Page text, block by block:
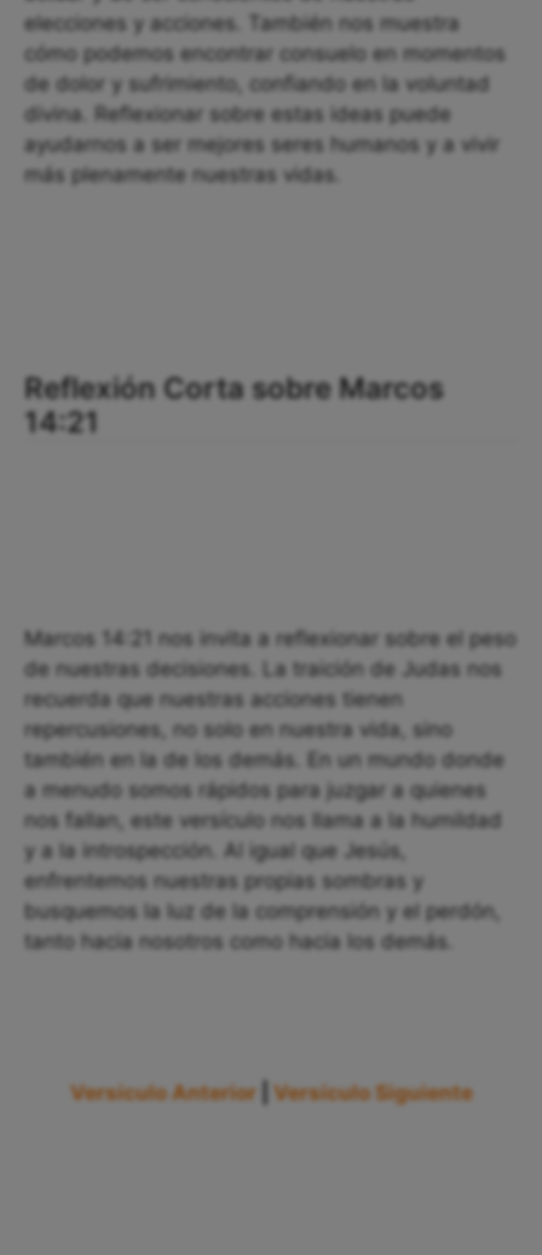
elecciones y acciones. También nos muestra
cómo podemos encontrar consuelo en momentos
de dolor y sufrimiento, confiando en la voluntad
divina. Reflexionar sobre estas ideas puede
ayudarnos a ser mejores seres humanos y a vivir
más plenamente nuestras vidas.
Reflexión Corta sobre Marcos
14:21
Marcos 14:21 nos invita a reflexionar sobre el peso
de nuestras decisiones. La traición de Judas nos
recuerda que nuestras acciones tienen
repercusiones, no solo en nuestra vida, sino
también en la de los demás. En un mundo donde
a menudo somos rápidos para juzgar a quienes
nos fallan, este versículo nos llama a la humildad
y a la introspección. Al igual que Jesús,
enfrentemos nuestras propias sombras y
busquemos la luz de la comprensión y el perdón,
tanto hacia nosotros como hacia los demás.
Versículo Anterior Versículo Siguiente